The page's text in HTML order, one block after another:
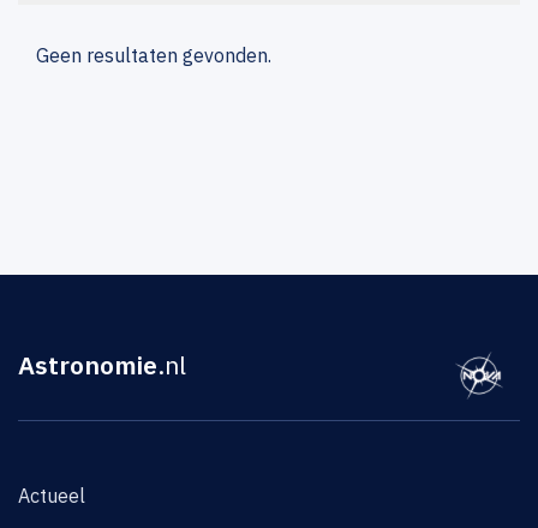
Geen resultaten gevonden.
Astronomie.nl
Actueel